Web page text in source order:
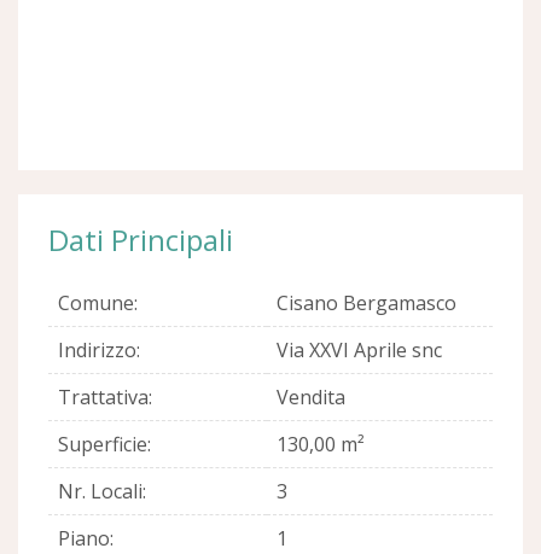
Dati Principali
Comune:
Cisano Bergamasco
Indirizzo:
Via XXVI Aprile snc
Trattativa:
Vendita
Superficie:
130,00 m²
Nr. Locali:
3
Piano:
1